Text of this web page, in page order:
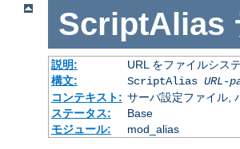
ScriptAlias
説明:
URL をファイルシス
構文:
ScriptAlias URL-
コンテキスト: サーバ設定ファイル,
ステータス:
Base
モジュール:
mod_alias